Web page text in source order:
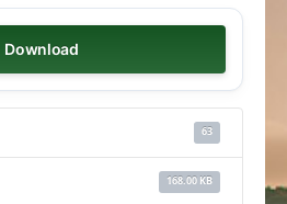
Download
63
168.00 KB